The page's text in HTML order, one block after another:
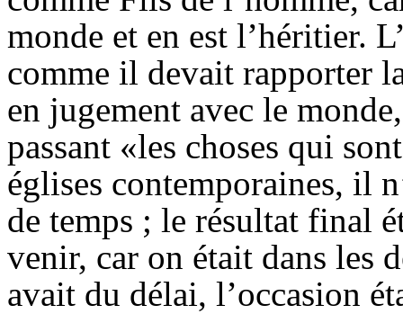
monde et en est l’héritier.
comme il devait rapporter
en jugement avec le
passant «les choses qui
églises contemporaines, il
de temps ; le résultat final
venir, car on était dans les
avait du délai, l’occasion